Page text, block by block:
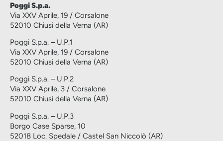
Poggi S.p.a.
Via XXV Aprile, 19 / Corsalone
52010 Chiusi della Verna (AR)
Poggi S.p.a. – U.P.1
Via XXV Aprile, 19 / Corsalone
52010 Chiusi della Verna (AR)
Poggi S.p.a. – U.P.2
Via XXV Aprile, 3 / Corsalone
52010 Chiusi della Verna (AR)
Poggi S.p.a. – U.P.3
Borgo Case Sparse, 10
52018 Loc. Spedale / Castel San Niccolò (AR)